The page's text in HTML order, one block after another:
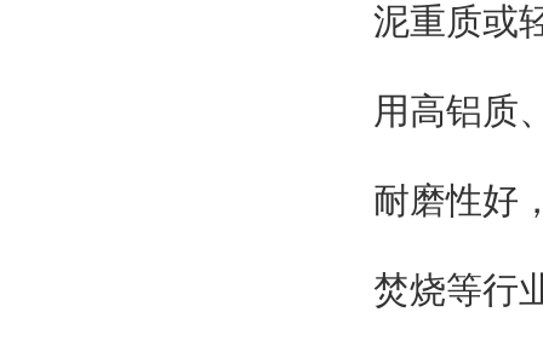
泥重质或
用高铝质
耐磨性好
焚烧等行